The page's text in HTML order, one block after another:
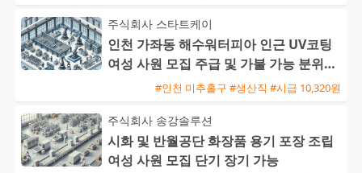
주식회사 스타트케이
인천 가좌동 해수워터피아 인근 UV코팅
여성 사원 모집 주급 및 가불 가능 분위기
좋은 근무지#인천 미추홀구 #생산직 #시급 10,320원
주식회사 송강솔루션
시화 및 반월공단 화장품 용기 포장 조립
여성 사원 모집 단기 장기 가능